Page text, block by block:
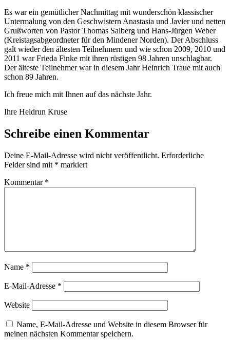
Es war ein gemütlicher Nachmittag mit wunderschön klassischer
Untermalung von den Geschwistern Anastasia und Javier und netten
Grußworten von Pastor Thomas Salberg und Hans-Jürgen Weber
(Kreistagsabgeordneter für den Mindener Norden). Der Abschluss
galt wieder den ältesten Teilnehmern und wie schon 2009, 2010 und
2011 war Frieda Finke mit ihren rüstigen 98 Jahren unschlagbar.
Der älteste Teilnehmer war in diesem Jahr Heinrich Traue mit auch
schon 89 Jahren.
Ich freue mich mit Ihnen auf das nächste Jahr.
Ihre Heidrun Kruse
Schreibe einen Kommentar
Deine E-Mail-Adresse wird nicht veröffentlicht. Erforderliche
Felder sind mit * markiert
Kommentar *
Name *
E-Mail-Adresse *
Website
Name, E-Mail-Adresse und Website in diesem Browser für
meinen nächsten Kommentar speichern.